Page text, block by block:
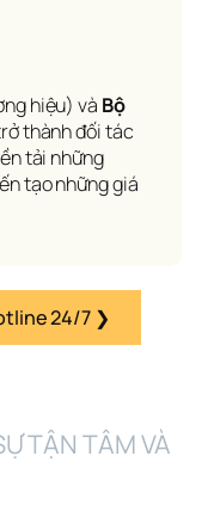
hiệu) và Bộ
thành đối tác
tải những
tạo những giá
24/7 ❯
TẬN TÂM VÀ